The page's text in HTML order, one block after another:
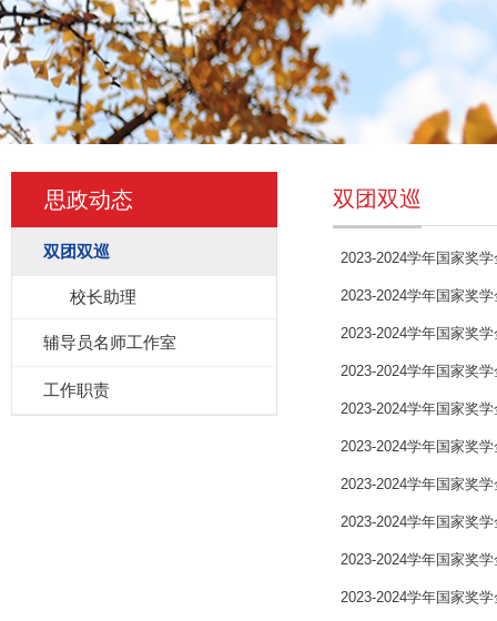
思政动态
双团双巡
校长助理
辅导员名师工作室
工作职责
双团双巡
2023-2024学年国家奖
2023-2024学年国家奖
2023-2024学年国家奖
2023-2024学年国家奖
2023-2024学年国家奖
2023-2024学年国家奖
2023-2024学年国家奖
2023-2024学年国家奖
2023-2024学年国家奖
2023-2024学年国家奖